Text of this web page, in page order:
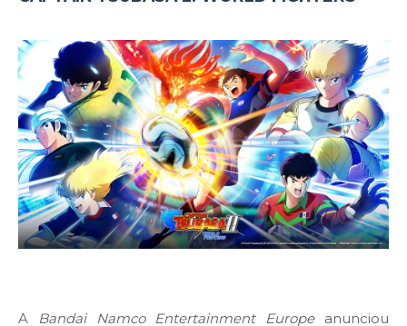
A Bandai Namco Entertainment Europeanunciou